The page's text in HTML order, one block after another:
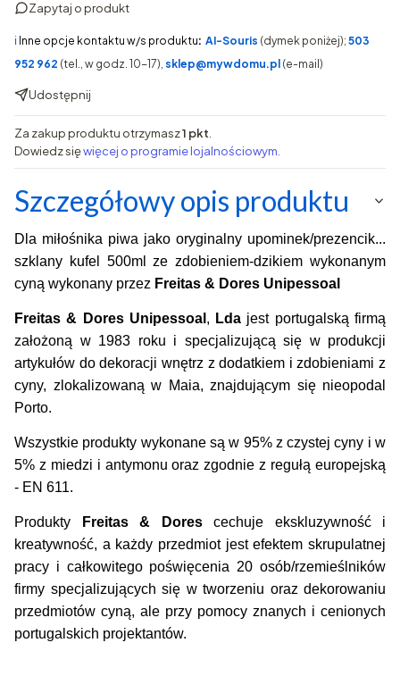
Zapytaj o produkt
ℹ️ Inne opcje kontaktu w/s produktu: AI-Souris (dymek poniżej); 503
952 962 (tel., w godz. 10-17), sklep@mywdomu.pl (e-mail)
Udostępnij
Za zakup produktu otrzymasz1 pkt
Dowiedz sięwięcej o programie lojalnościowym.
Szczegółowy opis produktu
Dla miłośnika piwa jako oryginalny upominek/prezencik...
szklany kufel 500ml ze zdobieniem-dzikiem wykonanym
cyną wykonany przez Freitas & Dores Unipessoal
Freitas & Dores Unipessoal , Lda jest portugalską firmą
założoną w 1983 roku i specjalizującą się w produkcji
artykułów do dekoracji wnętrz z dodatkiem i zdobieniami z
cyny, zlokalizowaną w Maia, znajdującym się nieopodal
Porto.
Wszystkie produkty wykonane są w 95% z czystej cyny i w
5% z miedzi i antymonu orazzgodnie z regułą europejską
- EN 611.
Produkty Freitas & Dorescechuje ekskluzywność i
kreatywność, a każdy przedmiot jest efektem skrupulatnej
pracy i całkowitego poświęcenia 20 osób/rzemieślników
firmy specjalizujących się w tworzeniu oraz dekorowaniu
przedmiotów cyną, ale przy pomocy znanych i cenionych
portugalskich projektantów.